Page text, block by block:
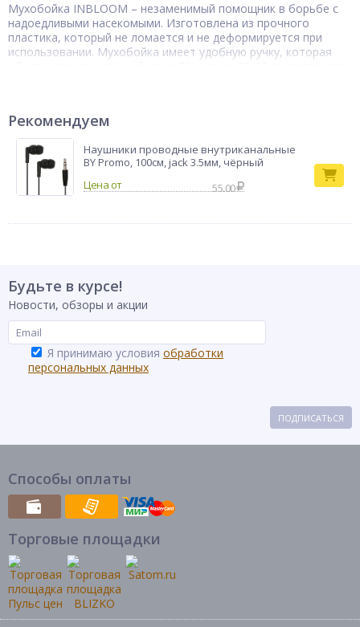
Мухобойка INBLOOM – незаменимый помощник в борьбе с
надоедливыми насекомыми. Изготовлена из прочного
пластика, который не ломается и не деформируется при
использовании. Мухобойка имеет удобную ручку, которая
INBLOOM вы сможете избавиться от назойливых насекомых
и обеспечить себе комфортное пребывание в помещении
или на открытом воздухе.
Тип товара
Мухобойка
INBLOOM
Рекомендуем
Наушники проводные внутриканальные
BY Promo, 100см, jack 3.5мм, чёрный
55.00
Будьте в курсе!
Новости, обзоры и акции
Я принимаю условия обработки
персональных данных
ПОДПИСАТЬСЯ
Способы оплаты
Торговые площадки